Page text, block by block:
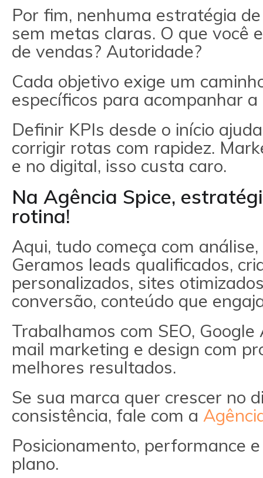
Por fim, nenhuma estratégia
sem metas claras. O que você
de vendas? Autoridade?
Cada objetivo exige um
específicos para acompanhar
Definir KPIs desde o início
corrigir rotas com rapidez.
e no digital, isso custa caro.
Na Agência Spice,
rotina!
Aqui, tudo começa com
Geramos leads qualificados,
personalizados, sites
conversão, conteúdo que
Trabalhamos com SEO,
mail marketing e design com
melhores resultados.
Se sua marca quer crescer no
consistência, fale com a
Posicionamento, performance
plano.